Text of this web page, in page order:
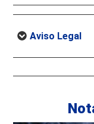
Aviso Legal